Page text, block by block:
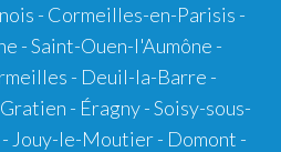
- Cormeilles-en-Parisis -
- Saint-Ouen-l'Aumône -
- Deuil-la-Barre -
- Éragny - Soisy-sous-
Jouy-le-Moutier - Domont -